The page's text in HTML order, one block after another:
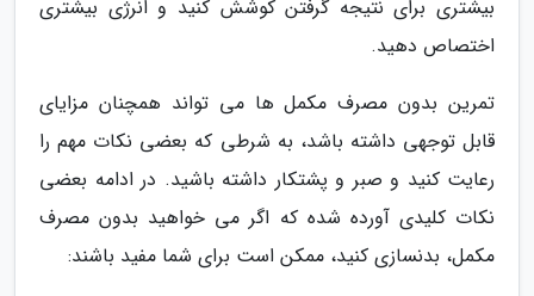
بیشتری برای نتیجه گرفتن کوشش کنید و انرژی بیشتری
اختصاص دهید.
تمرین بدون مصرف مکمل ها می تواند همچنان مزایای
قابل توجهی داشته باشد، به شرطی که بعضی نکات مهم را
رعایت کنید و صبر و پشتکار داشته باشید. در ادامه بعضی
نکات کلیدی آورده شده که اگر می خواهید بدون مصرف
مکمل، بدنسازی کنید، ممکن است برای شما مفید باشند: